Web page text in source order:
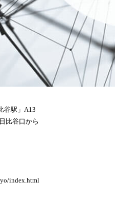
谷駅」A13
比谷口から
index.html